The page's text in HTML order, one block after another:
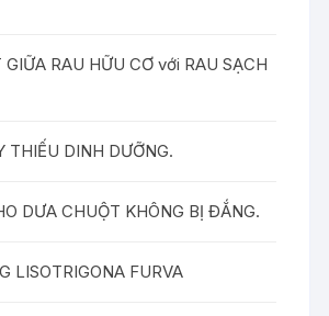
GIỮA RAU HỮU CƠ với RAU SẠCH
THIẾU DINH DƯỠNG.
DƯA CHUỘT KHÔNG BỊ ĐẮNG.
LISOTRIGONA FURVA